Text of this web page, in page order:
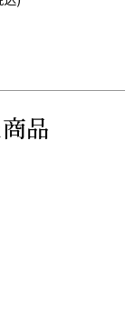
品